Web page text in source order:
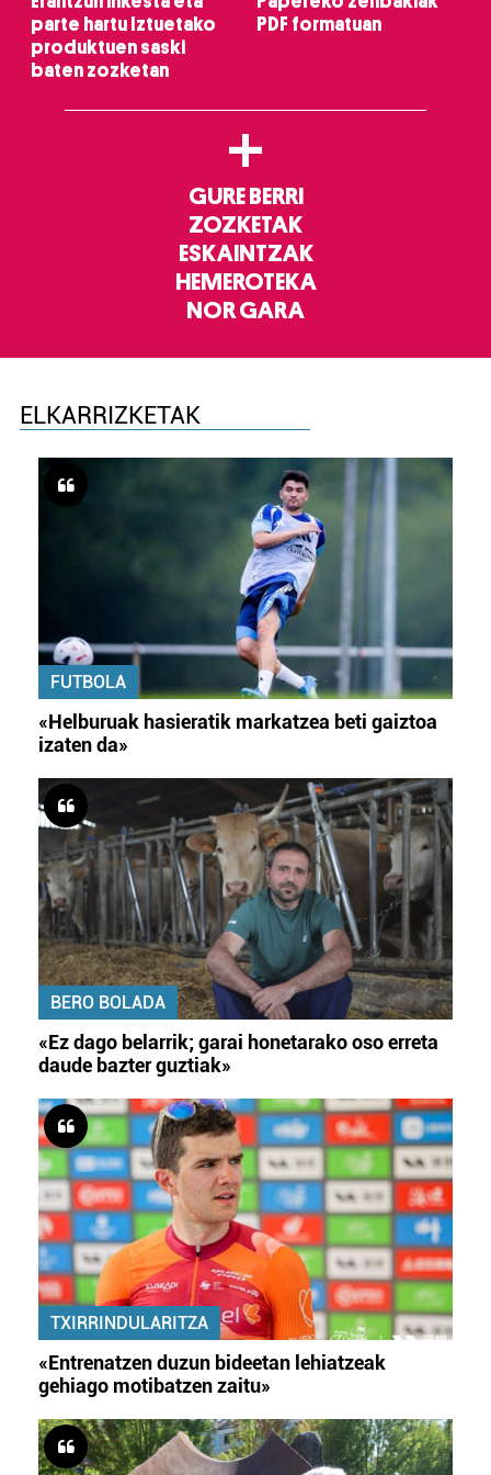
parte hartu Iztuetako
produktuen saski
baten zozketan
PDF formatuan
+
GURE BERRI
ZOZKETAK
ESKAINTZAK
HEMEROTEKA
NOR GARA
ELKARRIZKETAK
FUTBOLA
«Helburuak hasieratik markatzea beti gaiztoa
izaten da»
BERO BOLADA
«Ez dago belarrik; garai honetarako oso erreta
daude bazter guztiak»
TXIRRINDULARITZA
«Entrenatzen duzun bideetan lehiatzeak
gehiago motibatzen zaitu»